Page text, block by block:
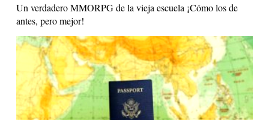
Un verdadero MMORPG de la vieja escuela ¡Cómo los de
antes, pero mejor!